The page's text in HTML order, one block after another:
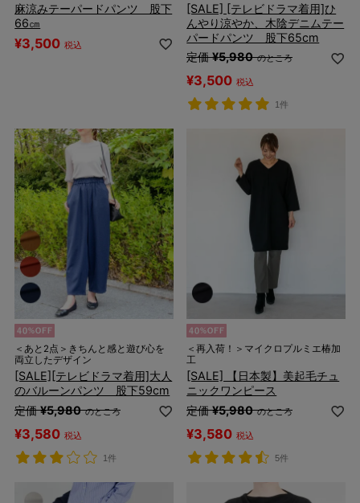
麻涼みテーパードパンツ 股下
66㎝
¥3,500 税込
[SALE] [テレビドラマ着用]ひ
んやり涼やか、木陰デニムテー
パードパンツ 股下65cm
定価 ¥5,980 のところ
¥3,500 税込
1件
＜あと2点＞きちんと感と遊び心を
両立したデザイン
[SALE][テレビドラマ着用]大人
のバルーンパンツ 股下59cm
定価 ¥5,980 のところ
¥3,580 税込
1件
＜再入荷！＞マイクロプルミエ椿加
工
[SALE] 【日本製】美起毛チュ
ニックワンピース
定価 ¥5,980 のところ
¥3,580 税込
5件